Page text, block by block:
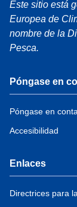
Este sitio está
Europea de
nombre de la
Pesca.
Póngase en
Póngase en
Accesibilidad
Enlaces
Directrices para